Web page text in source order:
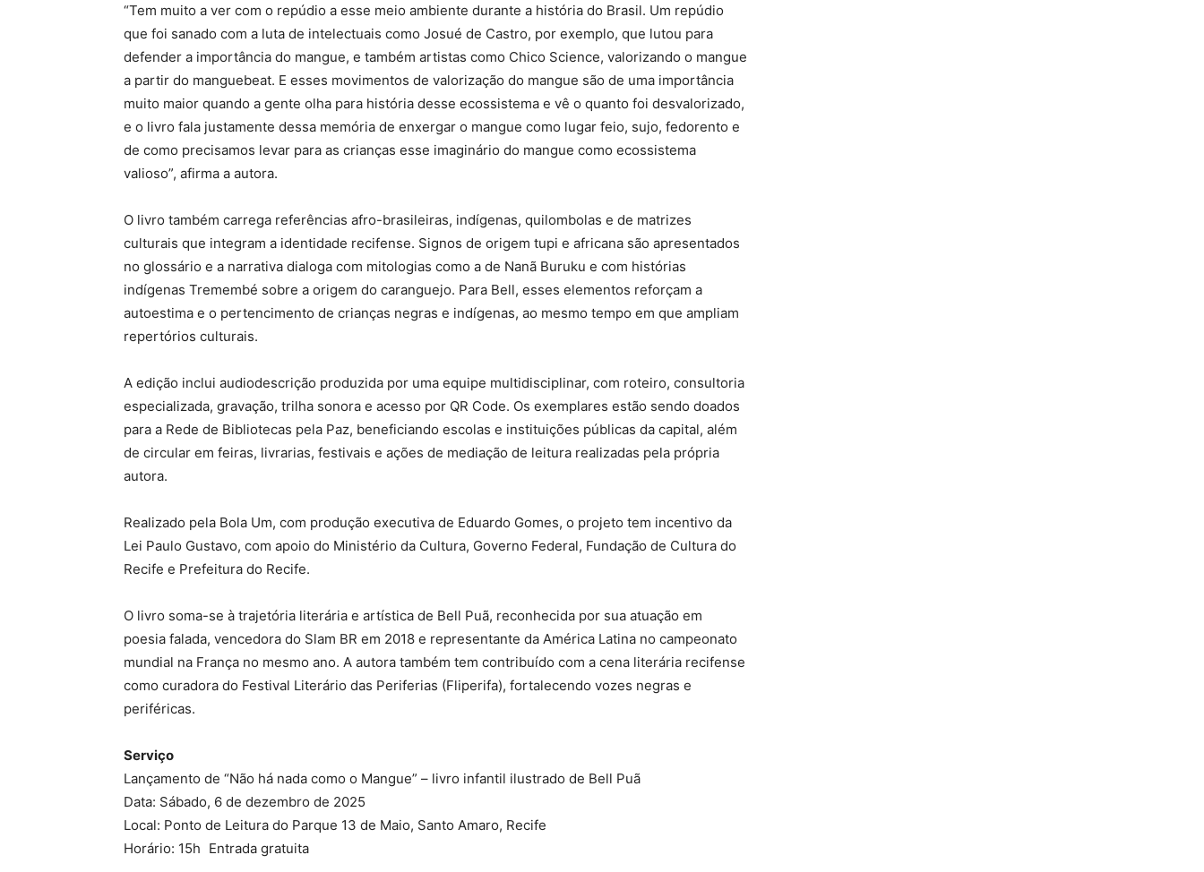
“Tem muito a ver com o repúdio a esse meio ambiente durante a história do Brasil. Um repúdio
que foi sanado com a luta de intelectuais como Josué de Castro, por exemplo, que lutou para
defender a importância do mangue, e também artistas como Chico Science, valorizando o mangue
a partir do manguebeat. E esses movimentos de valorização do mangue são de uma importância
muito maior quando a gente olha para história desse ecossistema e vê o quanto foi desvalorizado,
e o livro fala justamente dessa memória de enxergar o mangue como lugar feio, sujo, fedorento e
de como precisamos levar para as crianças esse imaginário do mangue como ecossistema
valioso”, afirma a autora.
O livro também carrega referências afro-brasileiras, indígenas, quilombolas e de matrizes
culturais que integram a identidade recifense. Signos de origem tupi e africana são apresentados
no glossário e a narrativa dialoga com mitologias como a de Nanã Buruku e com histórias
indígenas Tremembé sobre a origem do caranguejo. Para Bell, esses elementos reforçam a
autoestima e o pertencimento de crianças negras e indígenas, ao mesmo tempo em que ampliam
repertórios culturais.
A edição inclui audiodescrição produzida por uma equipe multidisciplinar, com roteiro, consultoria
especializada, gravação, trilha sonora e acesso por QR Code. Os exemplares estão sendo doados
para a Rede de Bibliotecas pela Paz, beneficiando escolas e instituições públicas da capital, além
de circular em feiras, livrarias, festivais e ações de mediação de leitura realizadas pela própria
autora.
Realizado pela Bola Um, com produção executiva de Eduardo Gomes, o projeto tem incentivo da
Lei Paulo Gustavo, com apoio do Ministério da Cultura, Governo Federal, Fundação de Cultura do
Recife e Prefeitura do Recife.
O livro soma-se à trajetória literária e artística de Bell Puã, reconhecida por sua atuação em
poesia falada, vencedora do Slam BR em 2018 e representante da América Latina no campeonato
mundial na França no mesmo ano. A autora também tem contribuído com a cena literária recifense
como curadora do Festival Literário das Periferias (Fliperifa), fortalecendo vozes negras e
periféricas.
Serviço
Lançamento de “Não há nada como o Mangue” – livro infantil ilustrado de Bell Puã
Data: Sábado, 6 de dezembro de 2025
Local: Ponto de Leitura do Parque 13 de Maio, Santo Amaro, Recife
Horário: 15h Entrada gratuita